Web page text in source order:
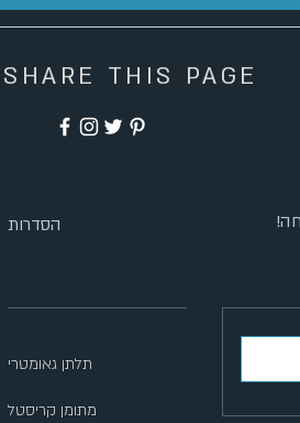
SHARE THIS PAGE
הסדרות
תלתן גאומטרי
מתומן קריסטל